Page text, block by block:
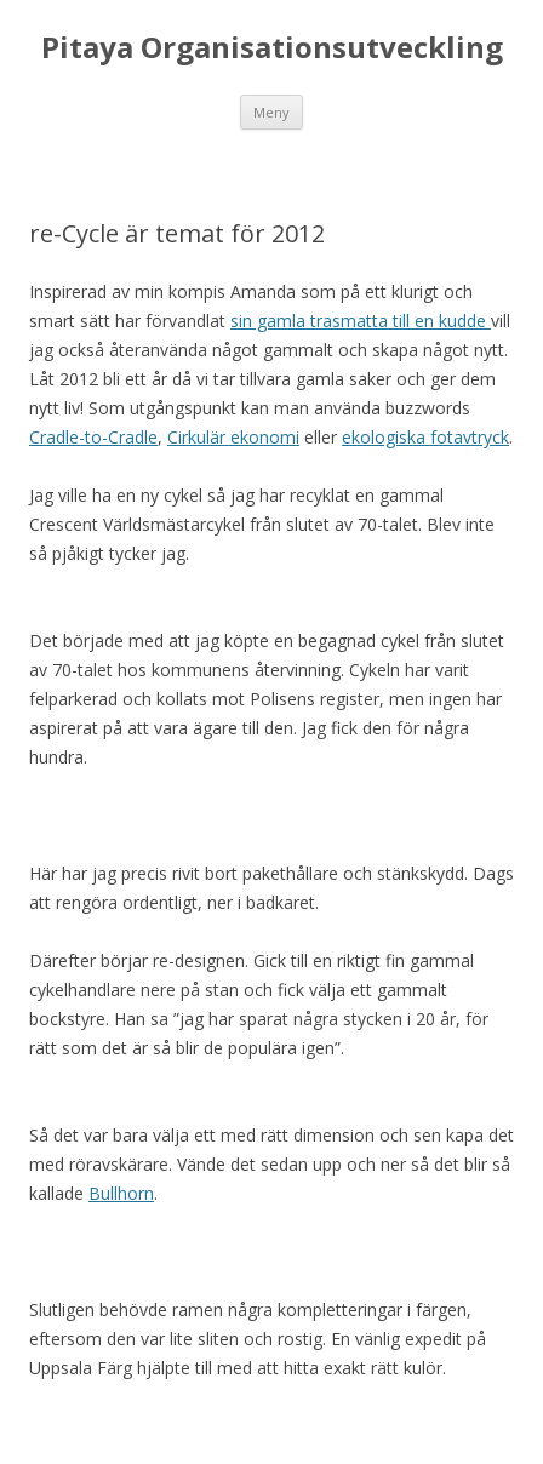
Pitaya Organisationsutveckling
Meny
re-Cycle är temat för 2012
Inspirerad av min kompis Amanda som på ett klurigt och
smart sätt har förvandlat sin gamla trasmatta till en kudde vill
jag också återanvända något gammalt och skapa något nytt.
Låt 2012 bli ett år då vi tar tillvara gamla saker och ger dem
nytt liv! Som utgångspunkt kan man använda buzzwords
Cradle-to-Cradle, Cirkulär ekonomi eller ekologiska fotavtryck.
Jag ville ha en ny cykel så jag har recyklat en gammal
Crescent Världsmästarcykel från slutet av 70-talet. Blev inte
så pjåkigt tycker jag.
Det började med att jag köpte en begagnad cykel från slutet
av 70-talet hos kommunens återvinning. Cykeln har varit
felparkerad och kollats mot Polisens register, men ingen har
aspirerat på att vara ägare till den. Jag fick den för några
hundra.
Här har jag precis rivit bort pakethållare och stänkskydd. Dags
att rengöra ordentligt, ner i badkaret.
Därefter börjar re-designen. Gick till en riktigt fin gammal
cykelhandlare nere på stan och fick välja ett gammalt
bockstyre. Han sa ”jag har sparat några stycken i 20 år, för
rätt som det är så blir de populära igen”.
Så det var bara välja ett med rätt dimension och sen kapa det
med röravskärare. Vände det sedan upp och ner så det blir så
kallade Bullhorn.
Slutligen behövde ramen några kompletteringar i färgen,
eftersom den var lite sliten och rostig. En vänlig expedit på
Uppsala Färg hjälpte till med att hitta exakt rätt kulör.